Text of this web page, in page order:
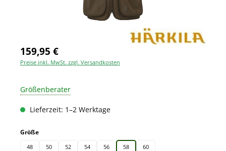
159,95 €
Preise inkl. MwSt. zzgl. Versandkosten
Größenberater
Lieferzeit: 1–2 Werktage
Größeauswählen
48 50 52 54 56 58 60